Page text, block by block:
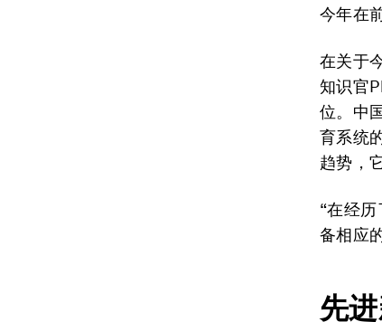
今年在
在关于
知识官
位。中
育系统
趋势，
“在经
备相应
先